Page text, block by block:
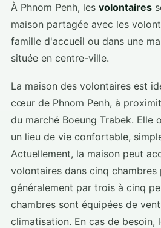
À Phnom Penh, les volontaires
maison partagée avec les
famille d'accueil ou dans une
située en centre-ville.
La maison des volontaires est
cœur de Phnom Penh, à
du marché Boeung Trabek. Elle
un lieu de vie confortable,
Actuellement, la maison peut
volontaires dans cinq chambres
généralement par trois à cinq
chambres sont équipées de
climatisation. En cas de besoin,